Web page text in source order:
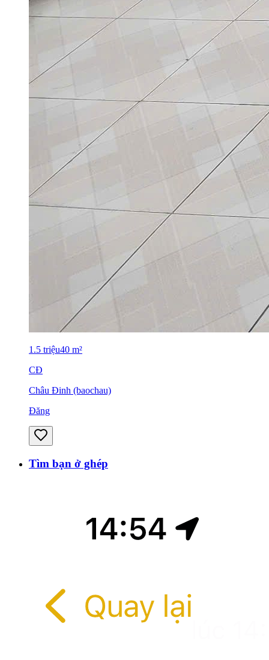
1.5 triệu40 m²
CĐ
Châu Đinh (baochau)
Đăng
Tìm bạn ở ghép